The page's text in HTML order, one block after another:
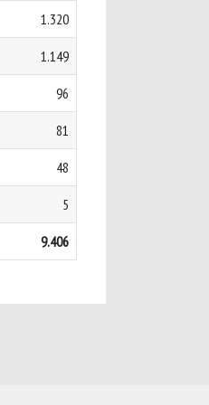
1.320
1.149
96
81
48
5
9.406